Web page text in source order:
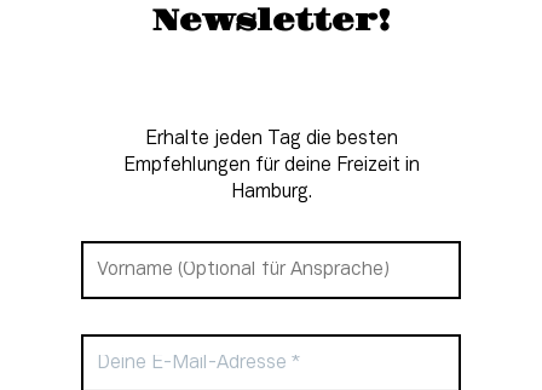
Newsletter!
Erhalte jeden Tag die besten
Empfehlungen für deine Freizeit in
Hamburg.